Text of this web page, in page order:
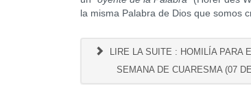
la misma Palabra de Dios que somos
LIRE LA SUITE : HOMILÍA PARA
SEMANA DE CUARESMA (07